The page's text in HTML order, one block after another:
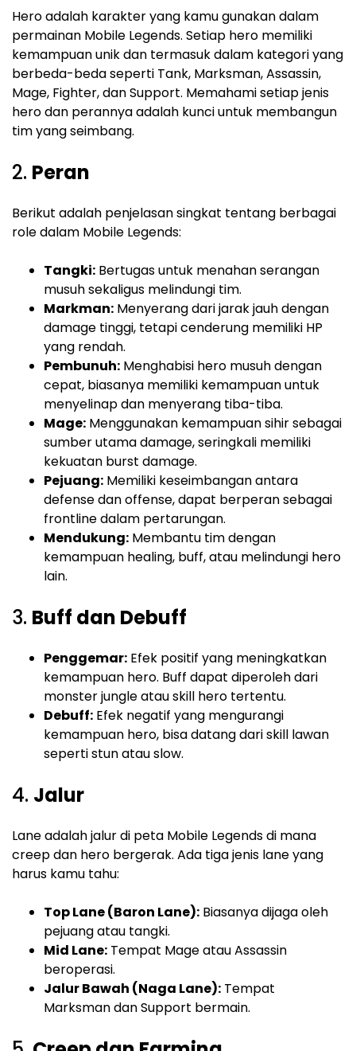
Hero adalah karakter yang kamu gunakan dalam
permainan Mobile Legends. Setiap hero memiliki
kemampuan unik dan termasuk dalam kategori yang
berbeda-beda seperti Tank, Marksman, Assassin,
Mage, Fighter, dan Support. Memahami setiap jenis
hero dan perannya adalah kunci untuk membangun
tim yang seimbang.
2. Peran
Berikut adalah penjelasan singkat tentang berbagai
role dalam Mobile Legends:
Tangki: Bertugas untuk menahan serangan
musuh sekaligus melindungi tim.
Markman: Menyerang dari jarak jauh dengan
damage tinggi, tetapi cenderung memiliki HP
yang rendah.
Pembunuh: Menghabisi hero musuh dengan
cepat, biasanya memiliki kemampuan untuk
menyelinap dan menyerang tiba-tiba.
Mage: Menggunakan kemampuan sihir sebagai
sumber utama damage, seringkali memiliki
kekuatan burst damage.
Pejuang: Memiliki keseimbangan antara
defense dan offense, dapat berperan sebagai
frontline dalam pertarungan.
Mendukung: Membantu tim dengan
kemampuan healing, buff, atau melindungi hero
lain.
3. Buff dan Debuff
Penggemar: Efek positif yang meningkatkan
kemampuan hero. Buff dapat diperoleh dari
monster jungle atau skill hero tertentu.
Debuff: Efek negatif yang mengurangi
kemampuan hero, bisa datang dari skill lawan
seperti stun atau slow.
4. Jalur
Lane adalah jalur di peta Mobile Legends di mana
creep dan hero bergerak. Ada tiga jenis lane yang
harus kamu tahu:
Top Lane (Baron Lane): Biasanya dijaga oleh
pejuang atau tangki.
Mid Lane: Tempat Mage atau Assassin
beroperasi.
Jalur Bawah (Naga Lane): Tempat
Marksman dan Support bermain.